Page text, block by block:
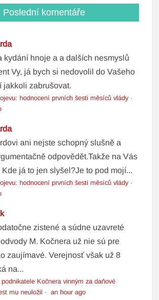
Poslední komentáře
kydání hnoje a a dalších nesmyslů
Vy, já bych si nedovolil do Vašeho
jakkoli zabrušovat.
hodnocení prvních šesti měsíců vlády·
ani nejste schopný slušně a
odpovědět.Takže na Vás
Kde já to jen slyšel?Je to pod mojí...
hodnocení prvních šesti měsíců vlády·
zistené a súdne uzavreté
M. Kočnera už nie sú pre
zaujímavé. Verejnosť však už 8
na...
Kočnera vinným za daňové
mu neuložil ·an hour ago